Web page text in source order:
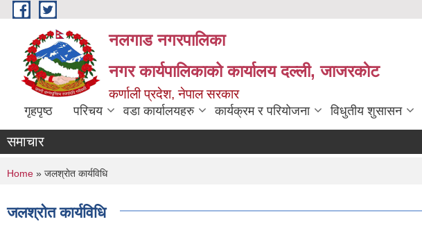
Skip to main content
नलगाड नगरपालिका
नगर कार्यपालिकाको कार्यालय दल्ली, जाजरकाेट
कर्णाली प्रदेश, नेपाल सरकार
गृहपृष्ठ परिचय वडा कार्यालयहरु कार्यक्रम र परियोजना विधुतीय शुसासन
समाचार
You are here
Home » जलश्राेत कार्यविधि
जलश्राेत कार्यविधि